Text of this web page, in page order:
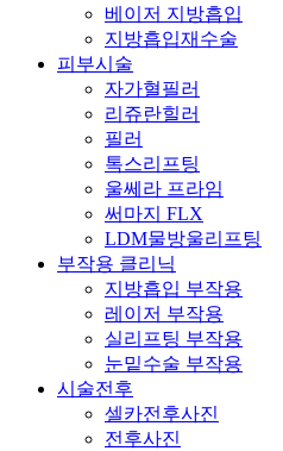
베이저 지방흡입
지방흡입재수술
피부시술
자가혈필러
리쥬란힐러
필러
톡스리프팅
울쎄라 프라임
써마지 FLX
LDM물방울리프팅
부작용 클리닉
지방흡입 부작용
레이저 부작용
실리프팅 부작용
눈밑수술 부작용
시술전후
셀카전후사진
전후사진